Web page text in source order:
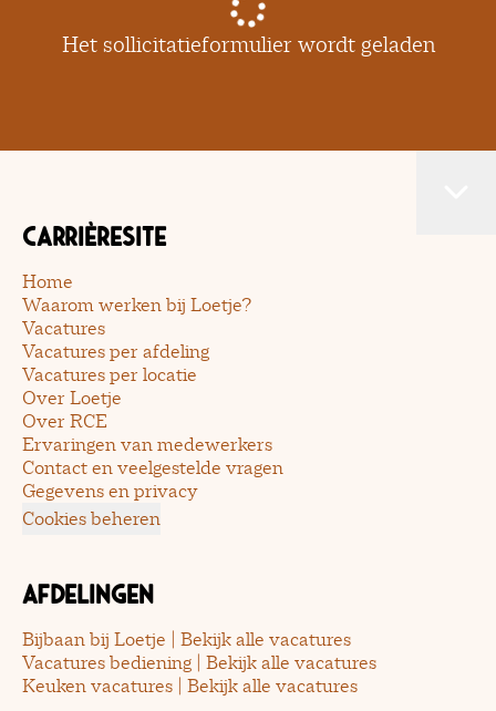
Het sollicitatieformulier wordt geladen
Carrièresite
Home
Waarom werken bij Loetje?
Vacatures
Vacatures per afdeling
Vacatures per locatie
Over Loetje
Over RCE
Ervaringen van medewerkers
Contact en veelgestelde vragen
Gegevens en privacy
Cookies beheren
Afdelingen
Bijbaan bij Loetje | Bekijk alle vacatures
Vacatures bediening | Bekijk alle vacatures
Keuken vacatures | Bekijk alle vacatures